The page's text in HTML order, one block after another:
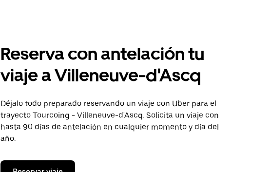
Reserva con antelación tu
viaje a Villeneuve-d'Ascq
Déjalo todo preparado reservando un viaje con Uber para el
trayecto Tourcoing - Villeneuve-d'Ascq. Solicita un viaje con
hasta 90 días de antelación en cualquier momento y día del
año.